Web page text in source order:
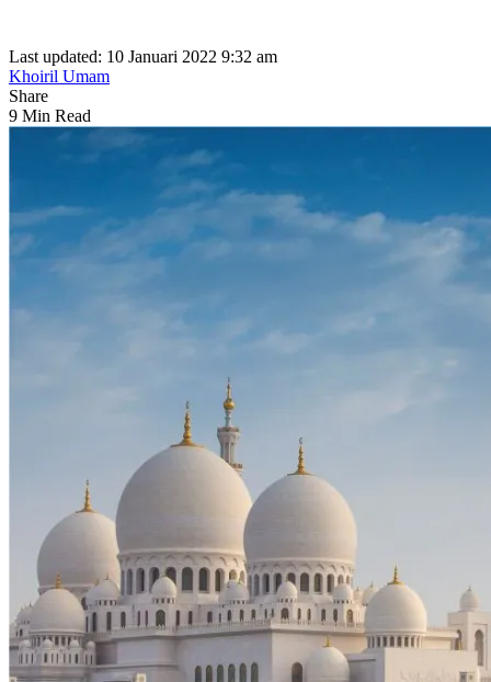
Last updated: 10 Januari 2022 9:32 am
Khoiril Umam
Share
9 Min Read